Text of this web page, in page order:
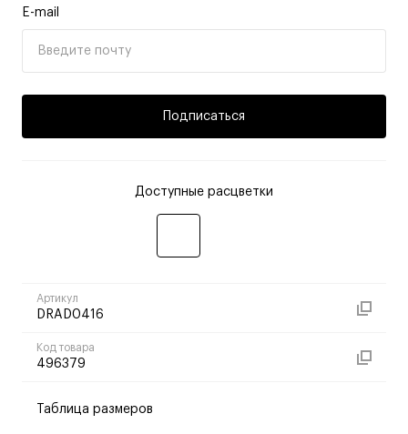
E-mail
Подписаться
Доступные расцветки
Артикул
DRAD0416
Код товара
496379
Таблица размеров